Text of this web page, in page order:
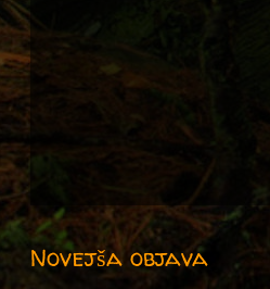
Novejša objava